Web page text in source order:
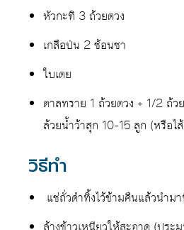
หัวกะทิ 3 ถ้วยตวง
เกลือป่น 2 ช้อนชา
ใบเตย
ตาลทราย 1 ถ้วยตวง + 1/2 ถ้ว
ล้วยน้ำว้าสุก 10-15 ลูก (หรือไ
วิธีทำ
แช่ถั่วดำทิ้งไว้ข้ามคืนแล้วนำม